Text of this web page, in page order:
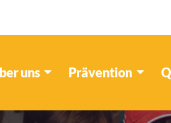
uns Prävention